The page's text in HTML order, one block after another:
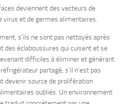
deviennent des vecteurs de
virus et de germes alimentaires.
s’ils ne sont pas nettoyés après
des éclaboussures qui cuisent et se
difficiles à éliminer et générant
partagé, s’il n’est pas
devenir source de prolifération
oubliés. Un environnement